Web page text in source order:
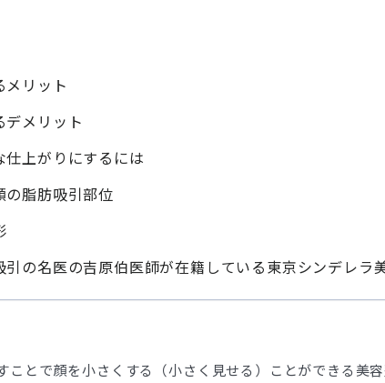
メリット
デメリット
上がりにするには
の脂肪吸引部位
の名医の吉原伯医師が在籍している東京シンデレラ
ことで顔を小さくする（小さく見せる）ことができる美